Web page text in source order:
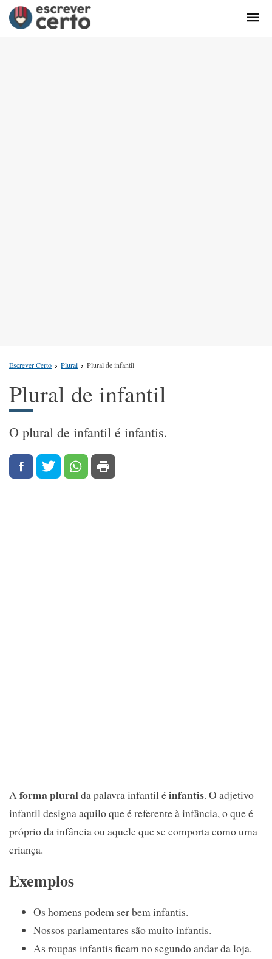
Escrever Certo Plural Plural de infantil
Plural de infantil
O plural de infantil é infantis.
Aforma pluralda palavra infantil éinfantis. O adjetivo
infantil designa aquilo que é referente à infância, o que é
próprio da infância ou aquele que se comporta como uma
criança.
Exemplos
Os homens podem ser bem infantis.
Nossos parlamentares são muito infantis.
As roupas infantis ficam no segundo andar da loja.